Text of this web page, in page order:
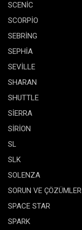
SCENİC
SCORPİO
SEBRİNG
SEPHİA
SEVİLLE
SHARAN
SHUTTLE
SİERRA
SİRİON
SL
SLK
SOLENZA
SORUN VE ÇÖZÜMLER
SPACE STAR
SPARK